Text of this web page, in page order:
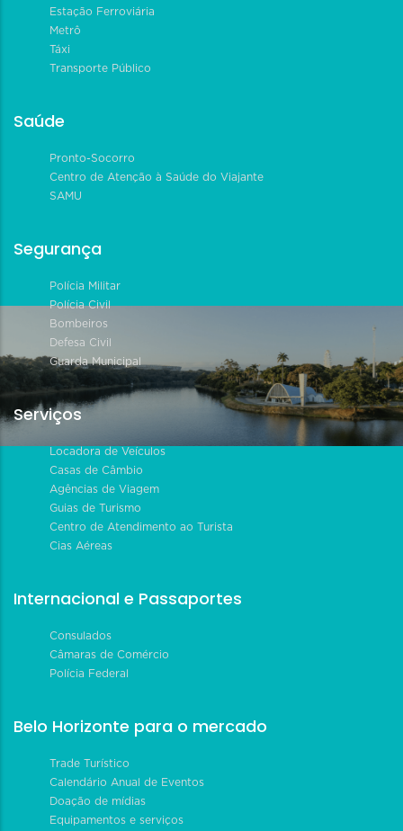
Estação Ferroviária
Metrô
Táxi
Transporte Público
Saúde
Pronto-Socorro
Centro de Atenção à Saúde do Viajante
SAMU
Segurança
Polícia Militar
Polícia Civil
Bombeiros
Defesa Civil
Guarda Municipal
Serviços
Locadora de Veículos
Casas de Câmbio
Agências de Viagem
Guias de Turismo
Centro de Atendimento ao Turista
Cias Aéreas
Internacional e Passaportes
Consulados
Câmaras de Comércio
Polícia Federal
Belo Horizonte para o mercado
Trade Turístico
Calendário Anual de Eventos
Doação de mídias
Equipamentos e serviços